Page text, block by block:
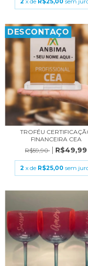
DESCONTAÇO
TROFÉU
FINANCEIRA CEA
R$59,90
R$49,99
2 x de R$25,00 sem